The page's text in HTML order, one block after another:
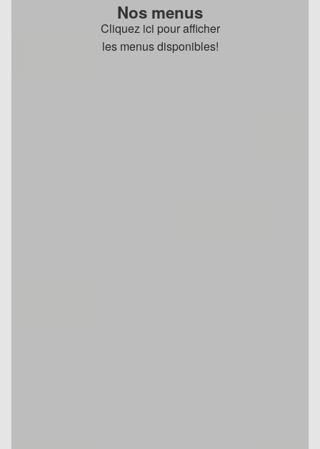
Nos menus
Cliquez ici pour afficher
les menus disponibles!